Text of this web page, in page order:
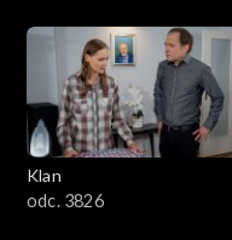
Klan
odc. 3826